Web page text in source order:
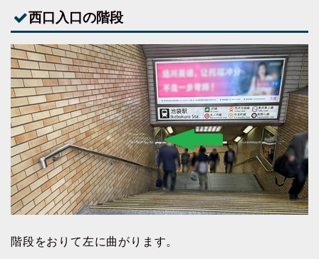
西口入口の階段
階段をおりて左に曲がります。